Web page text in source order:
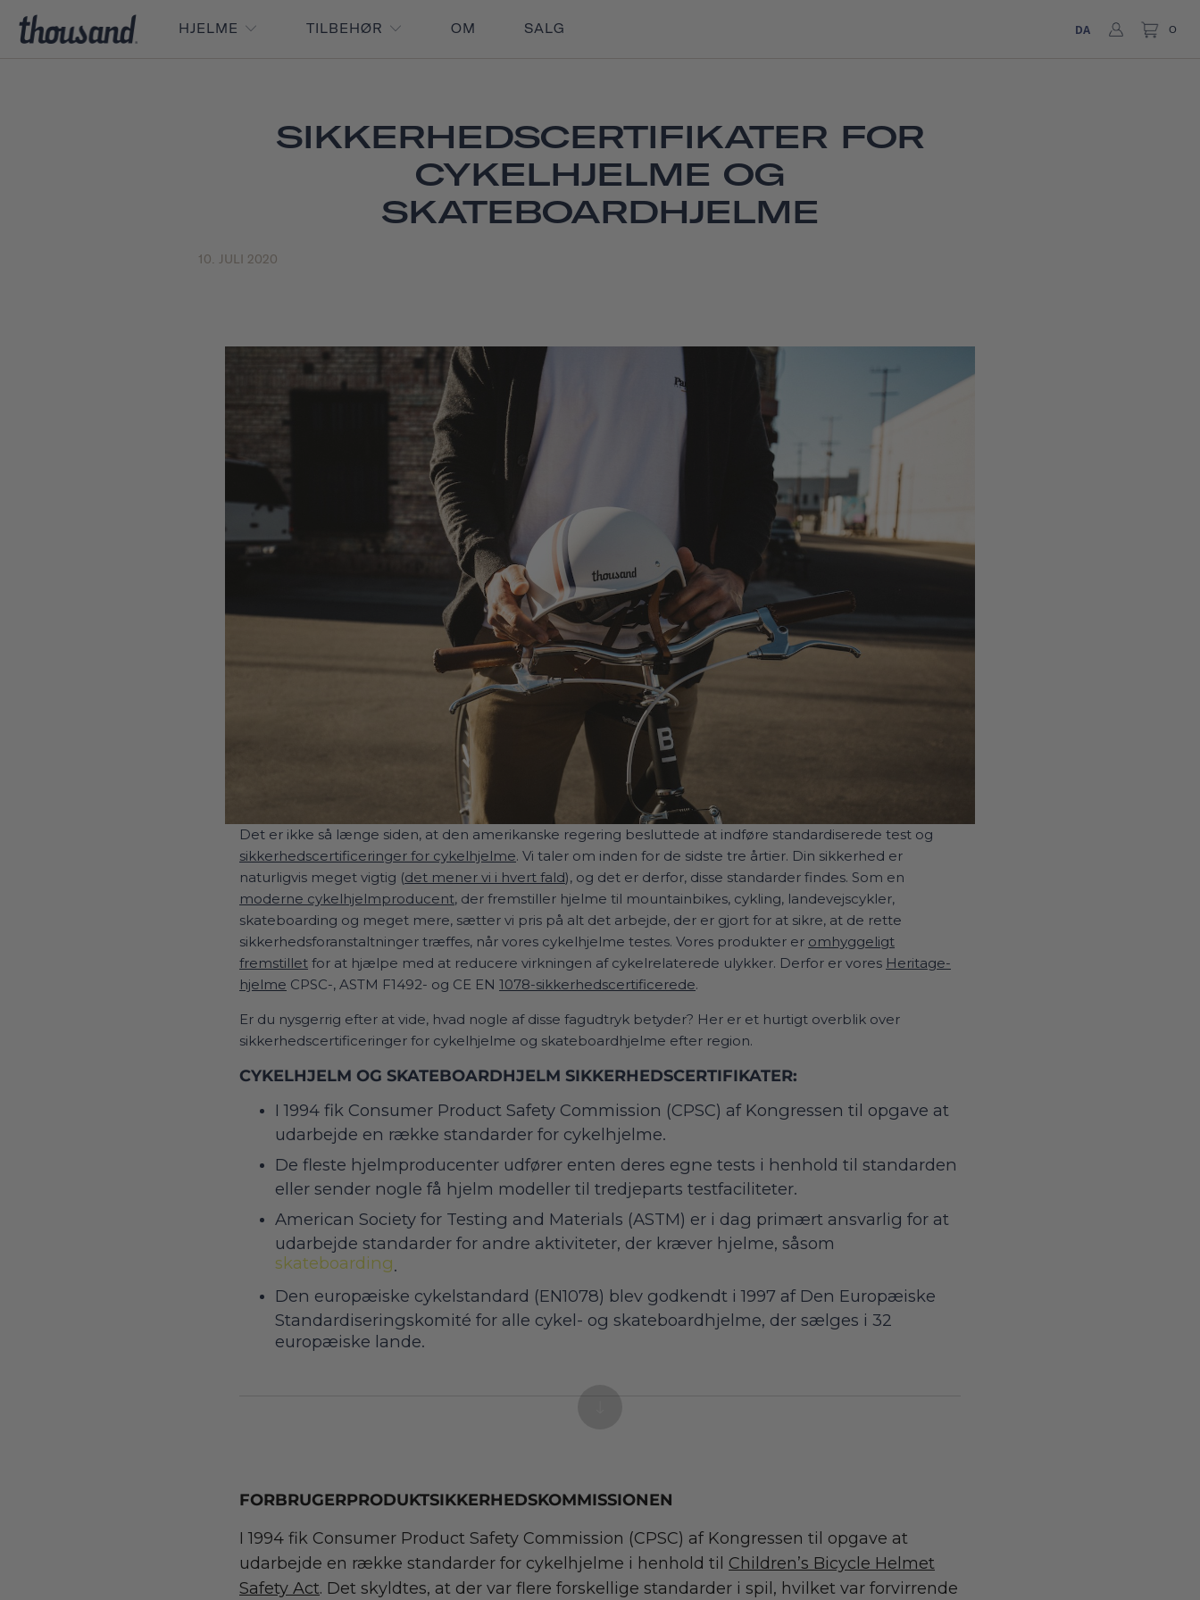
HJELME TILBEHØR OM SALG DA 0
SIKKERHEDSCERTIFIKATER FOR
CYKELHJELME OG
SKATEBOARDHJELME
10. JULI 2020
Det er ikke så længe siden, at den amerikanske regering besluttede at indføre standardiserede test og
sikkerhedscertificeringer for cykelhjelme. Vi taler om inden for de sidste tre årtier. Din sikkerhed er
naturligvis meget vigtig (det mener vi i hvert fald), og det er derfor, disse standarder findes. Som en
moderne cykelhjelmproducent, der fremstiller hjelme til mountainbikes, cykling, landevejscykler,
skateboarding og meget mere, sætter vi pris på alt det arbejde, der er gjort for at sikre, at de rette
sikkerhedsforanstaltninger træffes, når vores cykelhjelme testes. Vores produkter er omhyggeligt
fremstillet for at hjælpe med at reducere virkningen af cykelrelaterede ulykker. Derfor er vores Heritage-
hjelme CPSC-, ASTM F1492- og CE EN 1078-sikkerhedscertificerede.
Er du nysgerrig efter at vide, hvad nogle af disse fagudtryk betyder? Her er et hurtigt overblik over
sikkerhedscertificeringer for cykelhjelme og skateboardhjelme efter region.
CYKELHJELM OG SKATEBOARDHJELM SIKKERHEDSCERTIFIKATER:
I 1994 fik Consumer Product Safety Commission (CPSC) af Kongressen til opgave at
udarbejde en række standarder for cykelhjelme.
De fleste hjelmproducenter udfører enten deres egne tests i henhold til standarden
eller sender nogle få hjelm modeller til tredjeparts testfaciliteter.
American Society for Testing and Materials (ASTM) er i dag primært ansvarlig for at
udarbejde standarder for andre aktiviteter, der kræver hjelme, såsom
skateboarding
Den europæiske cykelstandard (EN1078) blev godkendt i 1997 af Den Europæiske
Standardiseringskomité for alle cykel- og skateboardhjelme, der sælges i 32
europæiske lande.
FORBRUGERPRODUKTSIKKERHEDSKOMMISSIONEN
I 1994 fik Consumer Product Safety Commission (CPSC) af Kongressen til opgave at
udarbejde en række standarder for cykelhjelme i henhold til Children’s Bicycle Helmet
Safety Act. Det skyldtes, at der var flere forskellige standarder i spil, hvilket var forvirrende